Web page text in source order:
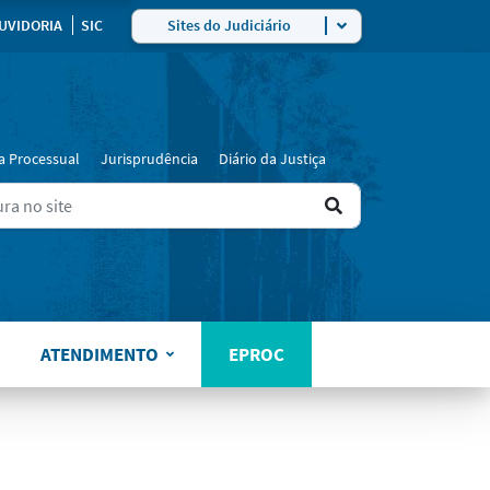
SIC Sites do Judiciário
Processual Jurisprudência Diário da Justiça
Ir
resultado
ATENDIMENTO EPROC